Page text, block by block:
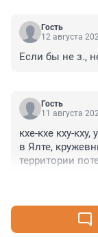
Гость
12 августа
Если бы не з.,
Гость
11 августа
кхе-кхе кху-
в Ялте,
территории